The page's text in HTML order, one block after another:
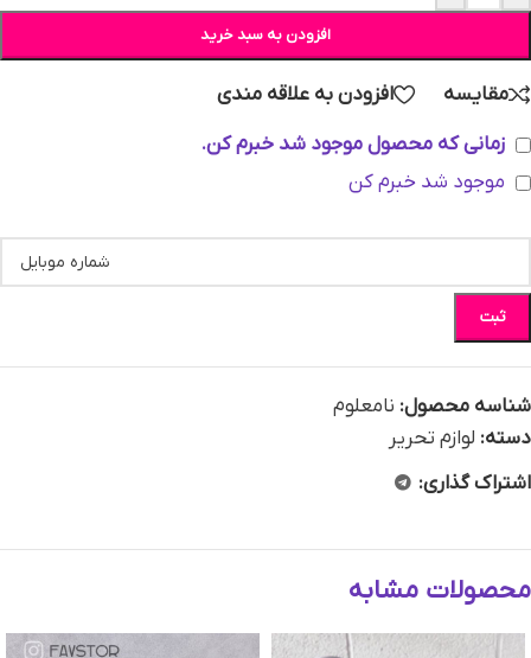
افزودن به سبد خرید
مقایسه
افزودن به علاقه مندی
زمانی که محصول موجود شد خبرم کن.
موجود شد خبرم کن
ثبت
شناسه محصول: نامعلوم
دسته: لوازم تحریر
اشتراک گذاری:
محصولات مشابه